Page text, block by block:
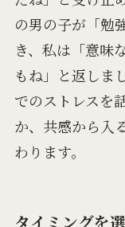
の男の子が「勉
き、私は「意味
もね」と返しま
でのストレスを
か、共感から入
わります。
タイミングを